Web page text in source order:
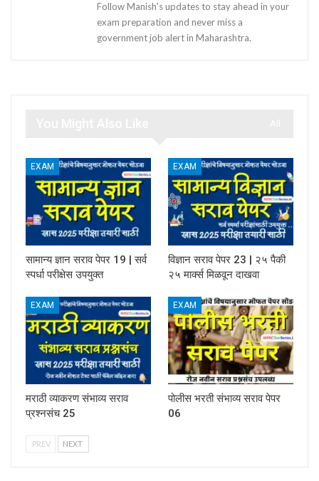
Follow Manish's updates to stay ahead in your
exam preparation and never miss a
government job alert in Maharashtra.
EXAM
सामान्य ज्ञान सराव पेपर 19 | सर्व
स्पर्धा परीक्षेस उपयुक्त
EXAM
विज्ञान सराव पेपर 23 | २५ पैकी
२५ मार्क्स मिळवून दाखवा
EXAM
मराठी व्याकरण संभाव्य सराव
प्रश्नसंच 25
EXAM
पोलीस भरती संभाव्य सराव पेपर
06
PREV NEXT